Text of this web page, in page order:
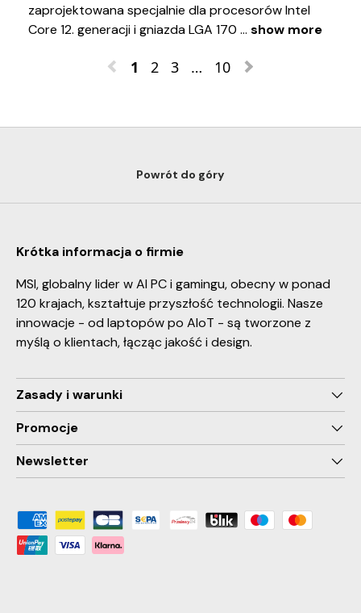
zaprojektowana specjalnie dla procesorów Intel
Core 12. generacji i gniazda LGA 170 ... show more
1 2 3 … 10
Powrót do góry
Krótka informacja o firmie
MSI, globalny lider w AI PC i gamingu, obecny w ponad
120 krajach, kształtuje przyszłość technologii. Nasze
innowacje - od laptopów po AIoT - są tworzone z
myślą o klientach, łącząc jakość i design.
Zasady i warunki
Promocje
Newsletter
Payment methods accepted